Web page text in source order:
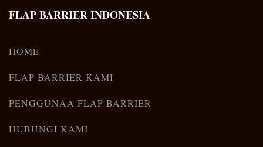
FLAP BARRIER INDONESIA
HOME
FLAP BARRIER KAMI
PENGGUNAA FLAP BARRIER
HUBUNGI KAMI